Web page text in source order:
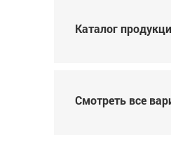
Каталог
Смотреть все